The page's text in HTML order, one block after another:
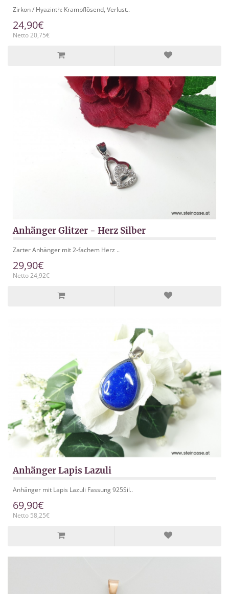
Zirkon / Hyazinth: Krampflösend, Verlust..
24,90€
Netto 20,75€
Anhänger Glitzer - Herz Silber
Zarter Anhänger mit 2-fachem Herz ..
29,90€
Netto 24,92€
Anhänger Lapis Lazuli
Anhänger mit Lapis Lazuli Fassung 925Sil..
69,90€
Netto 58,25€